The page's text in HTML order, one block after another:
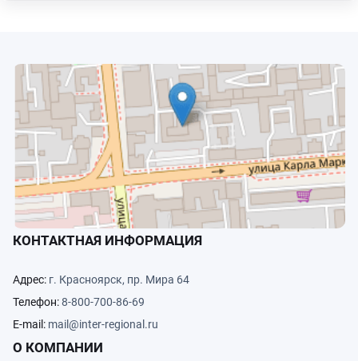
КОНТАКТНАЯ ИНФОРМАЦИЯ
Адрес: г. Красноярск, пр. Мира 64
Телефон:8-800-700-86-69
E-mail: mail@inter-regional.ru
О КОМПАНИИ